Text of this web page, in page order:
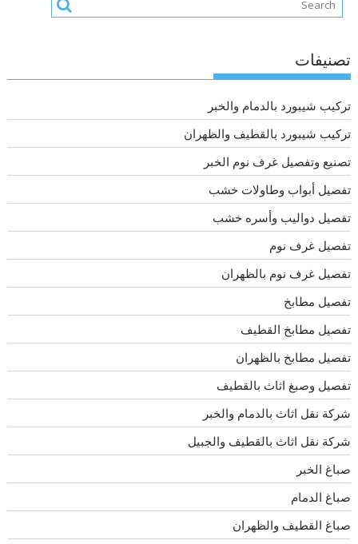
تصنيفات
تركيب شيبورد بالدمام والخبر
تركيب شيبورد بالقطيف والظهران
تصنيع وتفصيل غرف نوم الخبر
تفصيل أبواب وطاولات خشب
تفصيل دواليب وأسره خشب
تفصيل غرف نوم
تفصيل غرف نوم بالظهران
تفصيل مطابخ
تفصيل مطابخ القطيف
تفصيل مطابخ بالظهران
تفصيل وصبغ اثاث بالقطيف
شركة نقل اثاث بالدمام والخبر
شركة نقل اثاث بالقطيف والجبيل
صباغ الخبر
صباغ الدمام
صباغ القطيف والظهران